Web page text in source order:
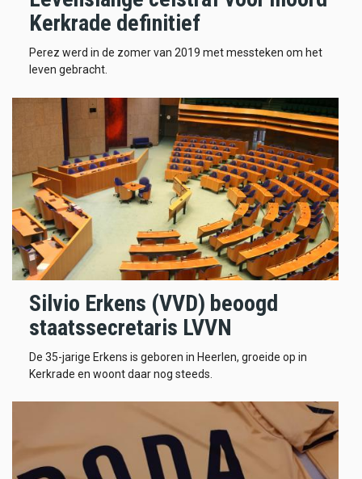
Kerkrade definitief
Perez werd in de zomer van 2019 met messteken om het
leven gebracht.
Silvio Erkens (VVD) beoogd
staatssecretaris LVVN
De 35-jarige Erkens is geboren in Heerlen, groeide op in
Kerkrade en woont daar nog steeds.